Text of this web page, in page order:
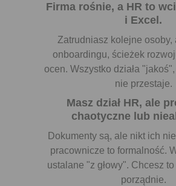
Firma rośnie, a HR to
i Excel.
Zatrudniasz kolejne osoby,
onboardingu, ścieżek
ocen. Wszystko działa
nie przestaje.
Masz dział HR, ale
chaotyczne lub
Dokumenty są, ale nikt ich
pracownicze to formalność.
ustalane "z głowy". Chcesz to
porządnie.